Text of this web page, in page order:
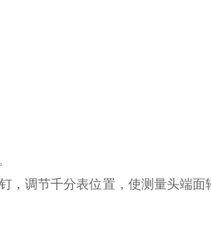
，调节千分表位置，使测量头端面